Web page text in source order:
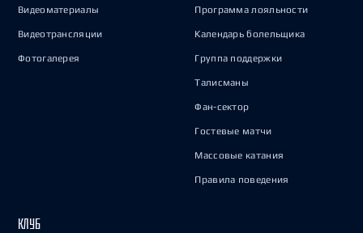
Видеоматериалы
Видеотрансляции
Фотогалерея
Программа лояльности
Календарь болельщика
Группа поддержки
Талисманы
Фан-сектор
Гостевые матчи
Массовые катания
Правила поведения
КЛУБ